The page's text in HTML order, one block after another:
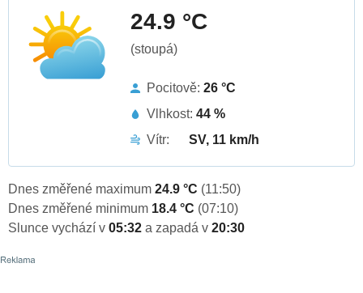
24.9 °C
(stoupá)
Pocitově: 26 °C
Vlhkost: 44 %
Vítr:
SV, 11 km/h
Dnes změřené maximum 24.9 °C (11:50)
Dnes změřené minimum 18.4 °C (07:10)
Slunce vychází v 05:32 a zapadá v 20:30